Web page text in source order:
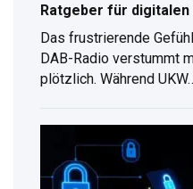
Ratgeber für digitalen
Das frustrierende
DAB-Radio verstummt
plötzlich. Während
Kompletter
Ratgeber
für